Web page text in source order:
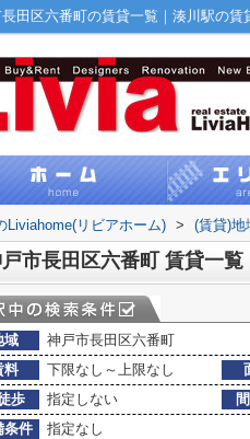
田区六番町の賃貸一覧｜湊川駅の賃
Liviahome(リビアホーム) > (賃貸)地
市長田区六番町 賃貸一覧
域
神戸市長田区六番町
料
下限なし～上限なし
歩
指定しない
条件
指定なし